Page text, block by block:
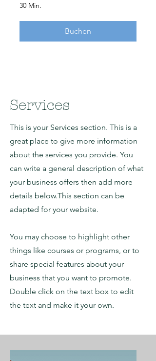
30 Min.
Buchen
Services
This is your Services section. This is a
great place to give more information
about the services you provide. You
can write a general description of what
your business offers then add more
details below.This section can be
adapted for your website.
You may choose to highlight other
things like courses or programs, or to
share special features about your
business that you want to promote.
Double click on the text box to edit
the text and make it your own.